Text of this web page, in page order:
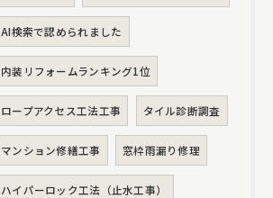
AI検索で認められました
内装リフォームランキング1位
ロープアクセス工法工事 タイル診断調査
マンション修繕工事 窓枠雨漏り修理
ハイパーロック工法（止水工事）